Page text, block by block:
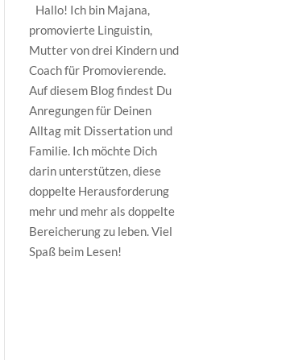
Hallo! Ich bin Majana,
promovierte Linguistin,
Mutter von drei Kindern und
Coach für Promovierende.
Auf diesem Blog findest Du
Anregungen für Deinen
Alltag mit Dissertation und
Familie. Ich möchte Dich
darin unterstützen, diese
doppelte Herausforderung
mehr und mehr als doppelte
Bereicherung zu leben. Viel
Spaß beim Lesen!